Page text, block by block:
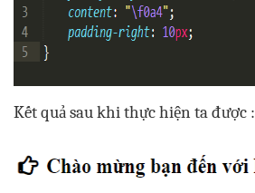
Kết quả sau khi thực hiện ta được :